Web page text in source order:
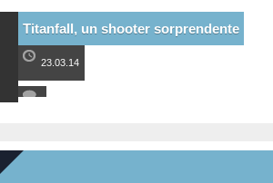
Titanfall, un shooter sorprendente
23.03.14